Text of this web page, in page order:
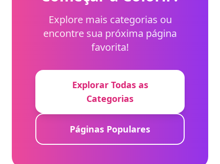
Explore mais categorias ou
encontre sua próxima página
favorita!
Explorar Todas as
Categorias
Páginas Populares